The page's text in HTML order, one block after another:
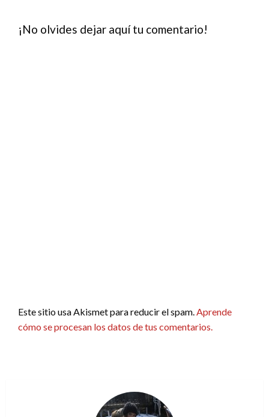
¡No olvides dejar aquí tu comentario!
Este sitio usa Akismet para reducir el spam.Aprende
cómo se procesan los datos de tus comentarios.